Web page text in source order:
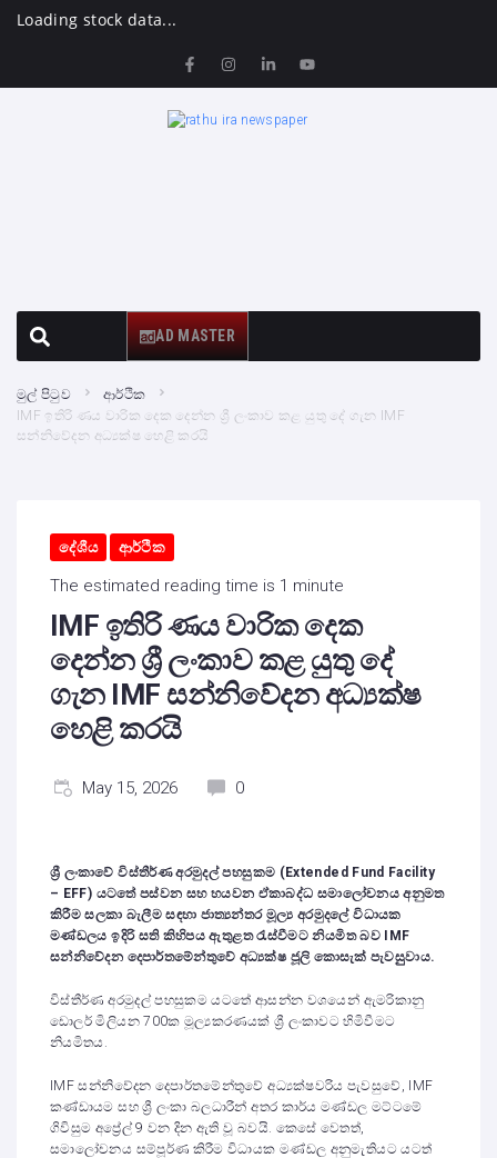
Loading stock data...
AD MASTER
මුල් පිටුව
ආර්ථික
IMF ඉතිරි ණය වාරික දෙක දෙන්න ශ්‍රී ලංකාව කළ යුතු දේ ගැන IMF
සන්නිවේදන අධ්‍යක්ෂ හෙළි කරයි
දේශීය ආර්ථික
The estimated reading time is 1 minute
IMF ඉතිරි ණය වාරික දෙක
දෙන්න ශ්‍රී ලංකාව කළ යුතු දේ
ගැන IMF සන්නිවේදන අධ්‍යක්ෂ
හෙළි කරයි
May 15, 2026 0
ශ්‍රී ලංකාවේ විස්තීර්ණ අරමුදල් පහසුකම (Extended Fund Facility
– EFF) යටතේ පස්වන සහ හයවන ඒකාබද්ධ සමාලෝචනය අනුමත
කිරීම සලකා බැලීම සඳහා ජාත්‍යන්තර මූල්‍ය අරමුදලේ විධායක
මණ්ඩලය ඉදිරි සති කිහිපය ඇතුළත රැස්වීමට නියමිත බව IMF
සන්නිවේදන දෙපාර්තමේන්තුවේ අධ්‍යක්ෂ ජූලි කොසැක් පැවසුුවාය.
විස්තීර්ණ අරමුදල් පහසුකම යටතේ ආසන්න වශයෙන් ඇමරිකානු
ඩොලර් මිලියන 700ක මූල්‍යකරණයක් ශ්‍රී ලංකාවට හිමිවීමට
නියමිතය.
IMF සන්නිවේදන දෙපාර්තමේන්තුවේ අධ්‍යක්ෂවරිය පැවසුවේ, IMF
කණ්ඩායම සහ ශ්‍රී ලංකා බලධාරීන් අතර කාර්ය මණ්ඩල මට්ටමේ
ගිවිසුම අප්‍රේල් 9 වන දින ඇති වූ බවයි. කෙසේ වෙතත්,
සමාලෝචනය සම්පූර්ණ කිරීම විධායක මණ්ඩල අනුමැතියට යටත්